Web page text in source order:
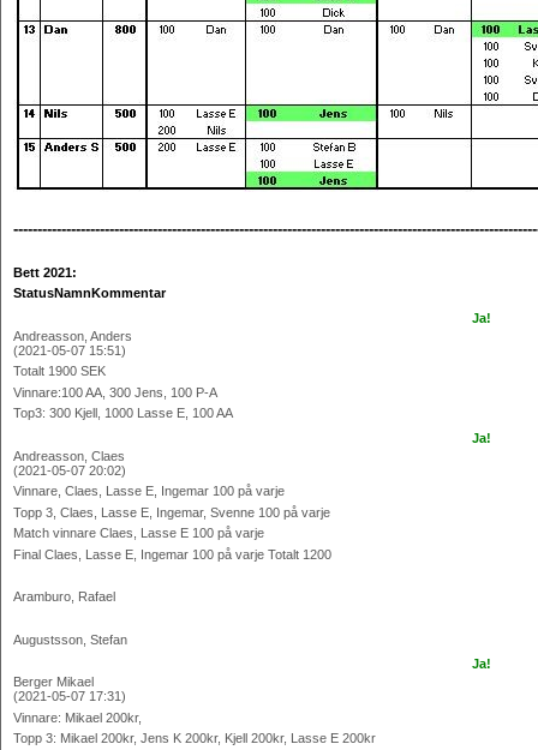
Bett 2021:
StatusNamnKommentar
Ja!
Andreasson, Anders
(2021-05-07 15:51)
Totalt 1900 SEK
Vinnare:100 AA, 300 Jens, 100 P-A
Top3: 300 Kjell, 1000 Lasse E, 100 AA
Ja!
Andreasson, Claes
(2021-05-07 20:02)
Vinnare, Claes, Lasse E, Ingemar 100 på varje
Topp 3, Claes, Lasse E, Ingemar, Svenne 100 på varje
Match vinnare Claes, Lasse E 100 på varje
Final Claes, Lasse E, Ingemar 100 på varje Totalt 1200
Aramburo, Rafael
Augustsson, Stefan
Ja!
Berger Mikael
(2021-05-07 17:31)
Vinnare: Mikael 200kr,
Topp 3: Mikael 200kr, Jens K 200kr, Kjell 200kr, Lasse E 200kr